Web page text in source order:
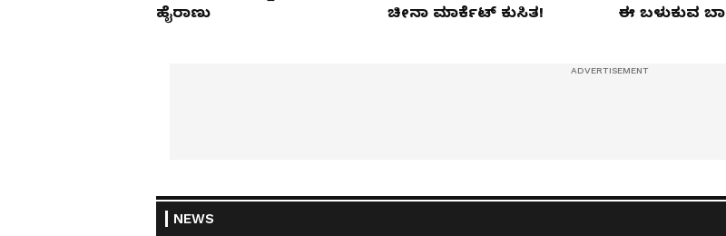
ಹೈರಾಣು
ಚೀನಾ ಮಾರ್ಕೆಟ್​ ಕುಸಿತ!
ಈ ಬಳುಕುವ
NEWS